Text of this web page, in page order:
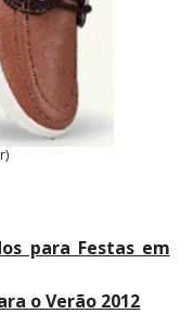
para Festas em
o Verão 2012